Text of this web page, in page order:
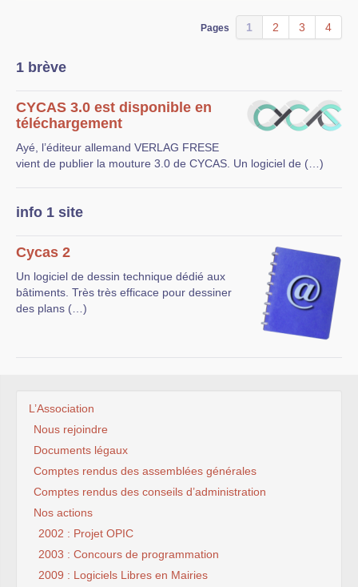
Pages 1 2 3 4
1 brève
CYCAS 3.0 est disponible en
téléchargement
Ayé, l’éditeur allemand VERLAG FRESE
vient de publier la mouture 3.0 de CYCAS. Un logiciel de (…)
info 1 site
Cycas 2
Un logiciel de dessin technique dédié aux
bâtiments. Très très efficace pour dessiner
des plans (…)
L’Association
Nous rejoindre
Documents légaux
Comptes rendus des assemblées générales
Comptes rendus des conseils d’administration
Nos actions
2002 : Projet OPIC
2003 : Concours de programmation
2009 : Logiciels Libres en Mairies